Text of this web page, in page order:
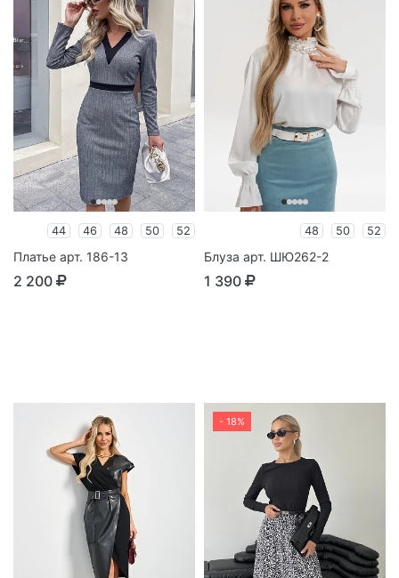
44 46 48 50 52
Платье арт. 186-13
2 200
48 50 52
Блуза арт. ШЮ262-2
1 390
- 18%